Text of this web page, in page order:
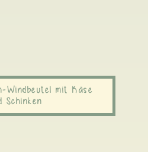
Windbeutel mit Käse
Schinken